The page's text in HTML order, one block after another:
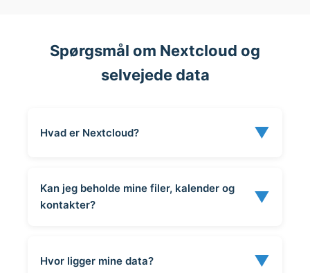
Spørgsmål om Nextcloud og
selvejede data
Hvad er Nextcloud? ▼
Kan jeg beholde mine filer, kalender og
kontakter?
▼
Hvor ligger mine data? ▼